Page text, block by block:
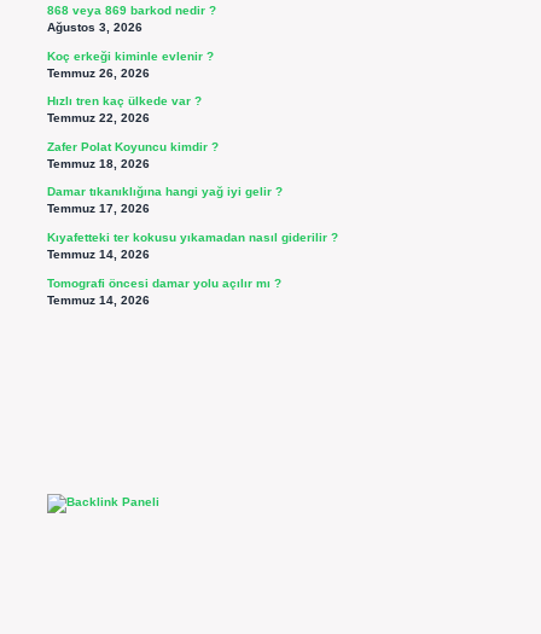
868 veya 869 barkod nedir ?
Ağustos 3, 2026
Koç erkeği kiminle evlenir ?
Temmuz 26, 2026
Hızlı tren kaç ülkede var ?
Temmuz 22, 2026
Zafer Polat Koyuncu kimdir ?
Temmuz 18, 2026
Damar tıkanıklığına hangi yağ iyi gelir ?
Temmuz 17, 2026
Kıyafetteki ter kokusu yıkamadan nasıl giderilir ?
Temmuz 14, 2026
Tomografi öncesi damar yolu açılır mı ?
Temmuz 14, 2026